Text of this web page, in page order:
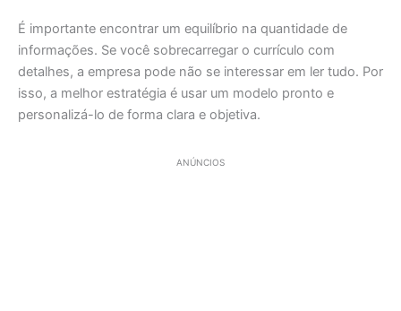
É importante encontrar um equilíbrio na quantidade de
informações. Se você sobrecarregar o currículo com
detalhes, a empresa pode não se interessar em ler tudo. Por
isso, a melhor estratégia é usar um modelo pronto e
personalizá-lo de forma clara e objetiva.
ANÚNCIOS